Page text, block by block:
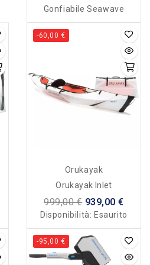
Gonfiabile Seawave
-60,00 €
Orukayak
Orukayak Inlet
999,00 € 939,00 €
Disponibilità: Esaurito
-95,00 €